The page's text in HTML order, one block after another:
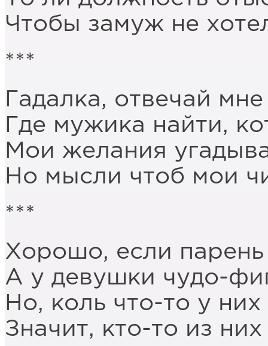
Чтобы замуж не
***
Гадалка, отвечай
Где мужика найти,
Мои желания
Но мысли чтоб мои
***
Хорошо, если парень
А у девушки чудо-
Но, коль что-то у
Значит, кто-то из